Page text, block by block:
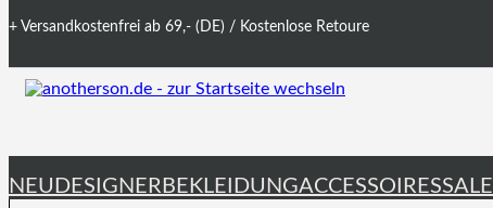
+ Versandkostenfrei ab 69,- (DE) / Kostenlose Retoure
NEU DESIGNER BEKLEIDUNGACCESSOIRESSALE